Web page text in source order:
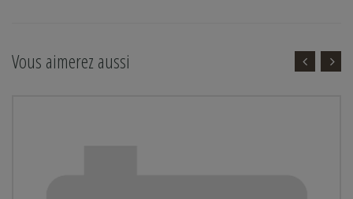
Vous aimerez aussi